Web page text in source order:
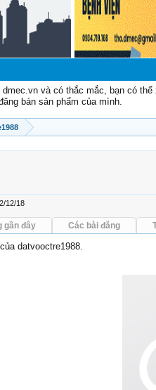
dmec.vn và có thắc mắc, bạn có
bán sản phẩm của mình.
12/18
gần đây Các bài đăng
datvooctre1988.